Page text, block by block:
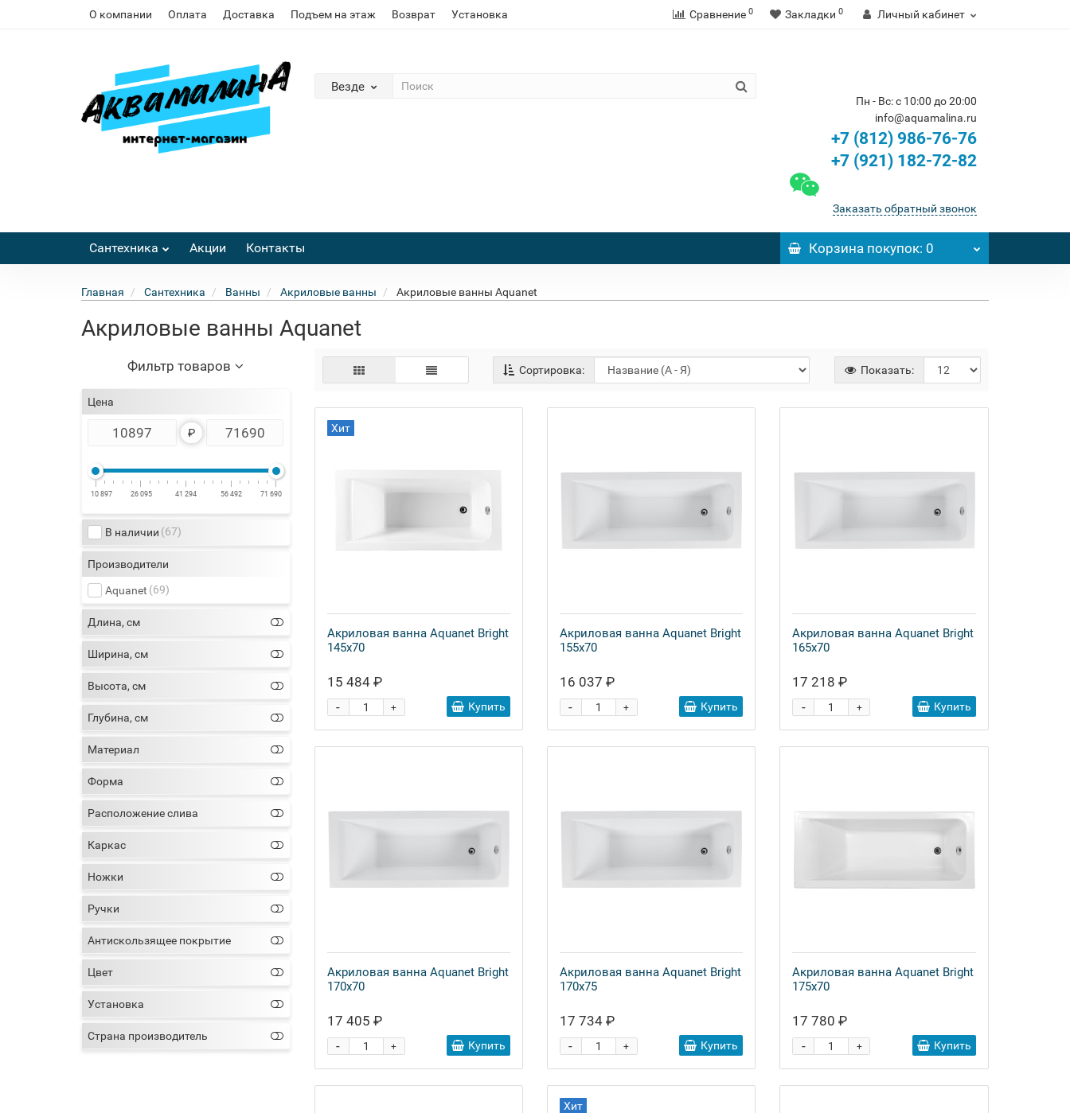
О компании Оплата Доставка Подъем на этаж Возврат Установка Сравнение 0 Закладки 0 Личный кабинет
Везде
Пн - Вс: с 10:00 до 20:00
info@aquamalina.ru
+7 (812) 986-76-76
+7 (921) 182-72-82
Заказать обратный звонок
Сантехника Акции Контакты Корзинапокупок: 0
Главная Сантехника Ванны Акриловые ванны Акриловые ванны Aquanet
Акриловые ванны Aquanet
Фильтр товаров
Цена
₽
10 897 26 095 41 294 56 492 71 690
В наличии (67)
Производители
Aquanet (69)
Длина, см
Ширина, см
Высота, см
Глубина, см
Материал
Форма
Расположение слива
Каркас
Ножки
Ручки
Антискользящее покрытие
Цвет
Установка
Страна производитель
Сортировка: Показать:
Хит
Акриловая ванна Aquanet Bright
145x70
15 484 ₽
+
- Купить
Акриловая ванна Aquanet Bright
155x70
16 037 ₽
+
- Купить
Акриловая ванна Aquanet Bright
165x70
17 218 ₽
+
- Купить
Акриловая ванна Aquanet Bright
170x70
17 405 ₽
+
- Купить
Акриловая ванна Aquanet Bright
170x75
17 734 ₽
+
- Купить
Акриловая ванна Aquanet Bright
175x70
17 780 ₽
+
- Купить
Хит